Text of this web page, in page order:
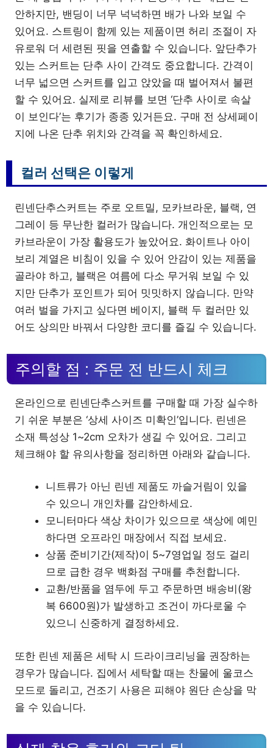
안하지만, 밴딩이 너무 넉넉하면 배가 나와 보일 수
있어요. 스트링이 함께 있는 제품이면 허리 조절이 자
유로워 더 세련된 핏을 연출할 수 있습니다. 앞단추가
있는 스커트는 단추 사이 간격도 중요합니다. 간격이
너무 넓으면 스커트를 입고 앉았을 때 벌어져서 불편
할 수 있어요. 실제로 리뷰를 보면 ‘단추 사이로 속살
이 보인다’는 후기가 종종 있거든요. 구매 전 상세페이
지에 나온 단추 위치와 간격을 꼭 확인하세요.
컬러 선택은 이렇게
린넨단추스커트는 주로 오트밀, 모카브라운, 블랙, 연
그레이 등 무난한 컬러가 많습니다. 개인적으로는 모
카브라운이 가장 활용도가 높았어요. 화이트나 아이
보리 계열은 비침이 있을 수 있어 안감이 있는 제품을
골라야 하고, 블랙은 여름에 다소 무거워 보일 수 있
지만 단추가 포인트가 되어 밋밋하지 않습니다. 만약
여러 벌을 가지고 싶다면 베이지, 블랙 두 컬러만 있
어도 상의만 바꿔서 다양한 코디를 즐길 수 있습니다.
주의할 점 : 주문 전 반드시 체크
온라인으로 린넨단추스커트를 구매할 때 가장 실수하
기 쉬운 부분은 ‘상세 사이즈 미확인’입니다. 린넨은
소재 특성상 1~2cm 오차가 생길 수 있어요. 그리고
체크해야 할 유의사항을 정리하면 아래와 같습니다.
니트류가 아닌 린넨 제품도 까슬거림이 있을
수 있으니 개인차를 감안하세요.
모니터마다 색상 차이가 있으므로 색상에 예민
하다면 오프라인 매장에서 직접 보세요.
상품 준비기간(제작)이 5~7영업일 정도 걸리
므로 급한 경우 백화점 구매를 추천합니다.
교환/반품을 염두에 두고 주문하면 배송비(왕
복 6600원)가 발생하고 조건이 까다로울 수
있으니 신중하게 결정하세요.
또한 린넨 제품은 세탁 시 드라이크리닝을 권장하는
경우가 많습니다. 집에서 세탁할 때는 찬물에 울코스
모드로 돌리고, 건조기 사용은 피해야 원단 손상을 막
을 수 있습니다.